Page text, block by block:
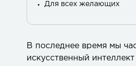
Для всех желающих
В последнее время мы
искусственный